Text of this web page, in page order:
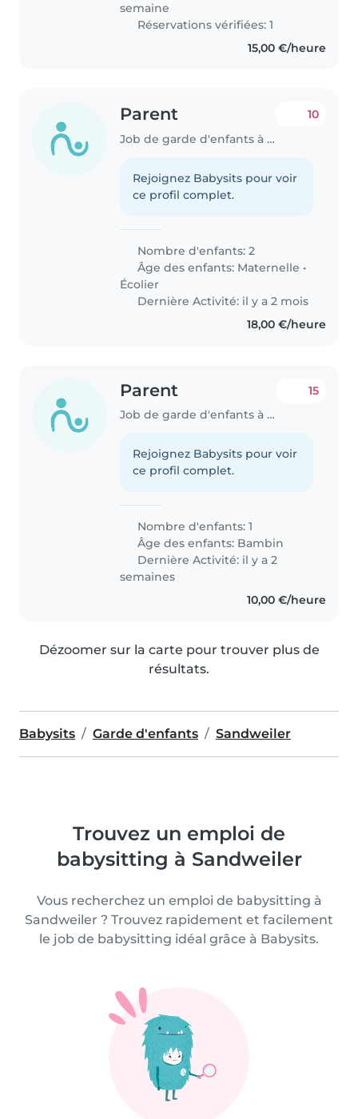
semaine
Réservations vérifiées: 1
15,00 €/heure
Parent
Job de garde d'enfants à Sandweiler
10
Rejoignez Babysits pour voir
ce profil complet.
Nombre d'enfants: 2
Âge des enfants: Maternelle •
Écolier
Dernière Activité: il y a 2 mois
18,00 €/heure
Parent
Job de garde d'enfants à Sandweiler
15
Rejoignez Babysits pour voir
ce profil complet.
Nombre d'enfants: 1
Âge des enfants: Bambin
Dernière Activité: il y a 2
semaines
10,00 €/heure
Dézoomer sur la carte pour trouver plus de
résultats.
Babysits Garde d'enfants Sandweiler
Trouvez un emploi de
babysitting à Sandweiler
Vous recherchez un emploi de babysitting à
Sandweiler ? Trouvez rapidement et facilement
le job de babysitting idéal grâce à Babysits.